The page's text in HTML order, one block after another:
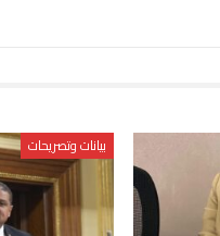
بيانات وتصريحات